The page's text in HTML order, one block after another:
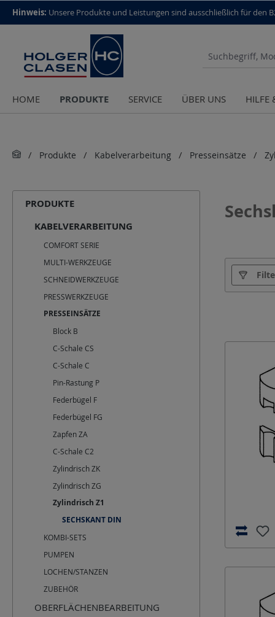
top scroll helper
Hinweis: Unsere Produkte und Leistungen sind aus­schließlich für den
HOME PRODUKTE SERVICE ÜBER UNS HILFE
Produkte Kabelverarbeitung Presseinsätze
PRODUKTE
KABELVERARBEITUNG
COMFORT SERIE
MULTI-WERKZEUGE
SCHNEIDWERKZEUGE
PRESSWERKZEUGE
PRESSEINSÄTZE
Block B
C-Schale CS
C-Schale C
Pin-Rastung P
Federbügel F
Federbügel FG
Zapfen ZA
C-Schale C2
Zylindrisch ZK
Zylindrisch ZG
Zylindrisch Z1
SECHSKANT DIN
KOMBI-SETS
PUMPEN
LOCHEN/STANZEN
ZUBEHÖR
OBERFLÄCHENBEARBEITUNG
Hersteller